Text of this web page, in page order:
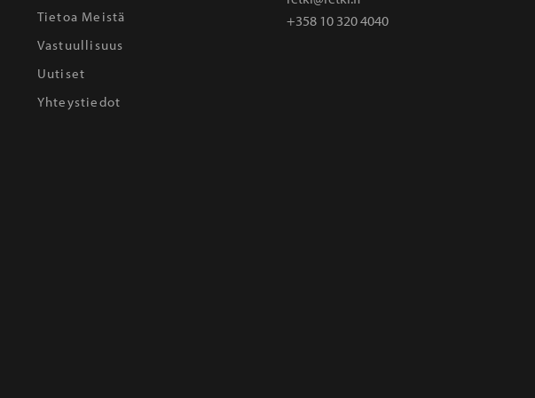
Tietoa Meistä
Vastuullisuus
Uutiset
Yhteystiedot
+358 10 320 4040